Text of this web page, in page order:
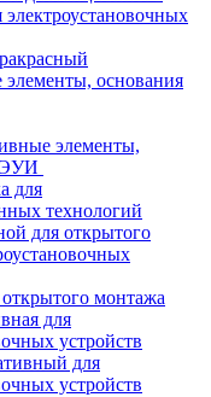
электроустановочных
основания
элементы,
ЭУИ
для
технологий
для открытого
монтажа
для
устройств
для
устройств